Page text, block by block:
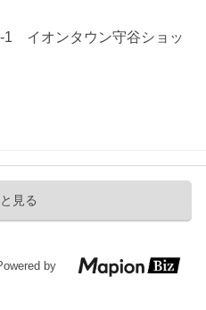
1 イオンタウン守谷ショッ
見る
by